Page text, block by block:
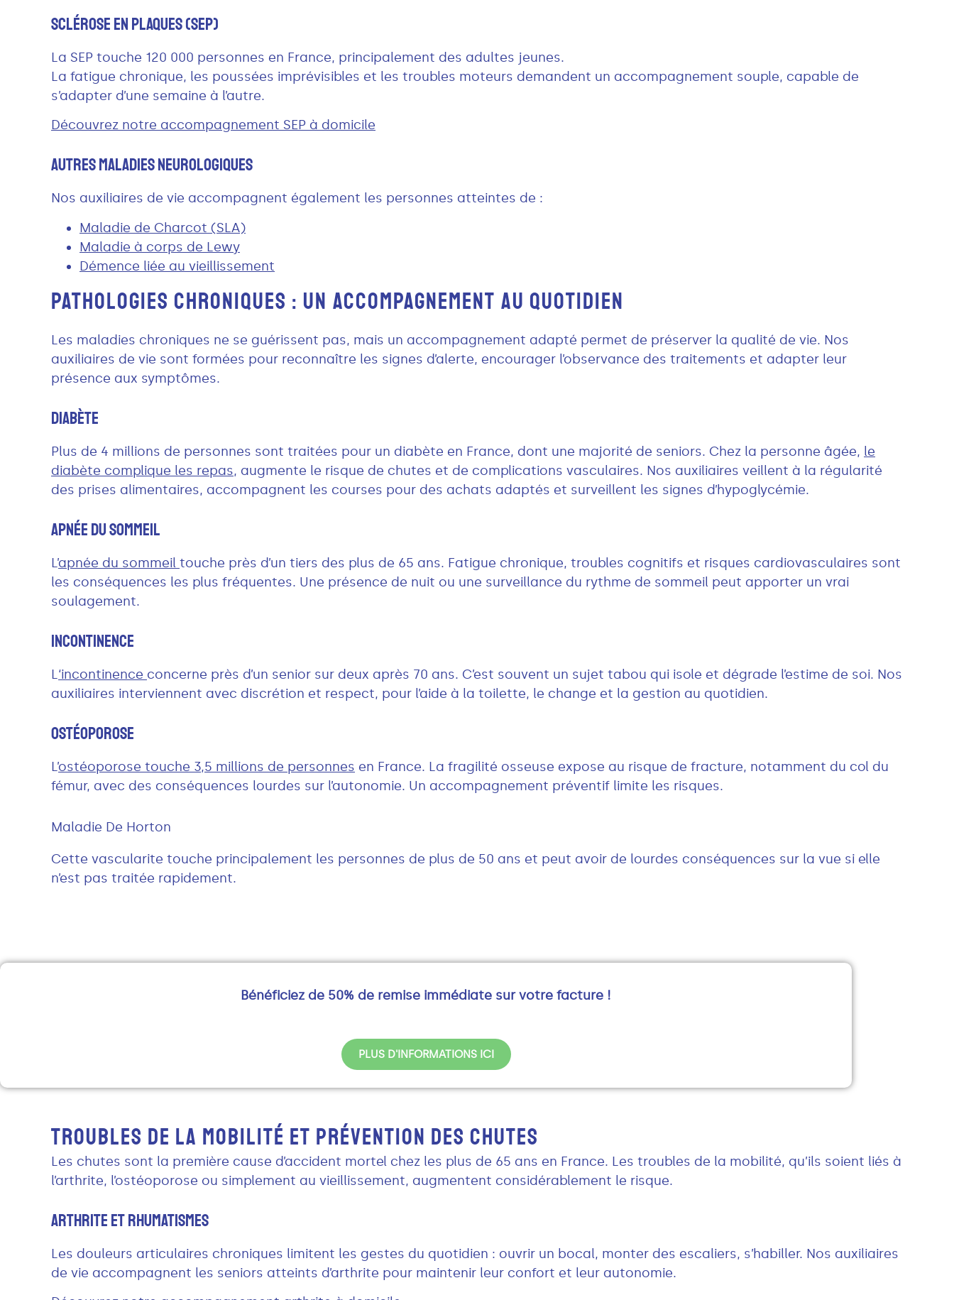
Sclérose En Plaques (SEP)
La SEP touche 120 000 personnes en France, principalement des adultes jeunes.
La fatigue chronique, les poussées imprévisibles et les troubles moteurs demandent un accompagnement souple, capable de
s’adapter d’une semaine à l’autre.
Découvrez notre accompagnement SEP à domicile
Autres Maladies Neurologiques
Nos auxiliaires de vie accompagnent également les personnes atteintes de :
Maladie de Charcot (SLA)
Maladie à corps de Lewy
Démence liée au vieillissement
PATHOLOGIES CHRONIQUES : UN ACCOMPAGNEMENT AU QUOTIDIEN
Les maladies chroniques ne se guérissent pas, mais un accompagnement adapté permet de préserver la qualité de vie. Nos
auxiliaires de vie sont formées pour reconnaître les signes d’alerte, encourager l’observance des traitements et adapter leur
présence aux symptômes.
Diabète
Plus de 4 millions de personnes sont traitées pour un diabète en France, dont une majorité de seniors. Chez la personne âgée, le
diabète complique les repas, augmente le risque de chutes et de complications vasculaires. Nos auxiliaires veillent à la régularité
des prises alimentaires, accompagnent les courses pour des achats adaptés et surveillent les signes d’hypoglycémie.
Apnée Du Sommeil
L’apnée du sommeil touche près d’un tiers des plus de 65 ans. Fatigue chronique, troubles cognitifs et risques cardiovasculaires sont
les conséquences les plus fréquentes. Une présence de nuit ou une surveillance du rythme de sommeil peut apporter un vrai
soulagement.
Incontinence
L‘incontinence concerne près d’un senior sur deux après 70 ans. C’est souvent un sujet tabou qui isole et dégrade l’estime de soi. Nos
auxiliaires interviennent avec discrétion et respect, pour l’aide à la toilette, le change et la gestion au quotidien.
Ostéoporose
L’ostéoporose touche 3,5 millions de personnes en France. La fragilité osseuse expose au risque de fracture, notamment du col du
fémur, avec des conséquences lourdes sur l’autonomie. Un accompagnement préventif limite les risques.
Maladie De Horton
Cette vascularite touche principalement les personnes de plus de 50 ans et peut avoir de lourdes conséquences sur la vue si elle
n’est pas traitée rapidement.
Bénéficiez de 50% de remise immédiate sur votre facture !
PLUS D'INFORMATIONS ICI
TROUBLES DE LA MOBILITÉ ET PRÉVENTION DES CHUTES
Les chutes sont la première cause d’accident mortel chez les plus de 65 ans en France. Les troubles de la mobilité, qu’ils soient liés à
l’arthrite, l’ostéoporose ou simplement au vieillissement, augmentent considérablement le risque.
Arthrite Et Rhumatismes
Les douleurs articulaires chroniques limitent les gestes du quotidien : ouvrir un bocal, monter des escaliers, s’habiller. Nos auxiliaires
de vie accompagnent les seniors atteints d’arthrite pour maintenir leur confort et leur autonomie.